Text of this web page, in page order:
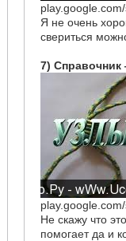
Я не очень
свериться
7) Справочник
Не скажу что
помогает да и